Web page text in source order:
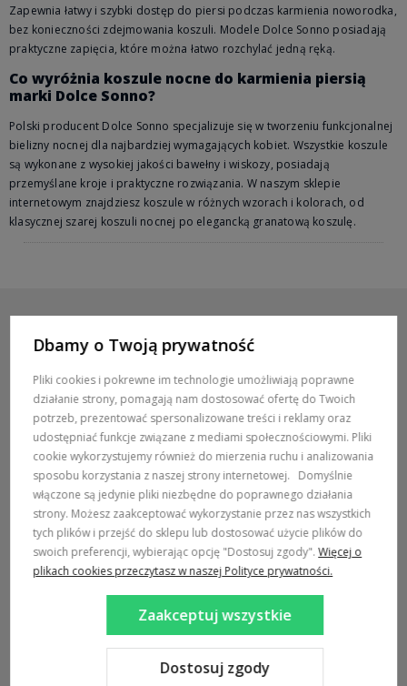
Zapewnia łatwy i szybki dostęp do piersi podczas karmienia noworodka,
bez konieczności zdejmowania koszuli. Modele Dolce Sonno posiadają
praktyczne zapięcia, które można łatwo rozchylać jedną ręką.
Co wyróżnia koszule nocne do karmienia piersią
marki Dolce Sonno?
Polski producent Dolce Sonno specjalizuje się w tworzeniu funkcjonalnej
bielizny nocnej dla najbardziej wymagających kobiet. Wszystkie koszule
są wykonane z wysokiej jakości bawełny i wiskozy, posiadają
przemyślane kroje i praktyczne rozwiązania. W naszym sklepie
internetowym znajdziesz koszule w różnych wzorach i kolorach, od
klasycznej szarej koszuli nocnej po elegancką granatową koszulę.
MARKI
POPULARNE KATEGORIE
DOSTAWA:
Sklep internetowy Shoper Premium
Dbamy o Twoją prywatność
Pliki cookies i pokrewne im technologie umożliwiają poprawne
działanie strony, pomagają nam dostosować ofertę do Twoich
potrzeb, prezentować spersonalizowane treści i reklamy oraz
udostępniać funkcje związane z mediami społecznościowymi. Pliki
cookie wykorzystujemy również do mierzenia ruchu i analizowania
sposobu korzystania z naszej strony internetowej. Domyślnie
włączone są jedynie pliki niezbędne do poprawnego działania
strony. Możesz zaakceptować wykorzystanie przez nas wszystkich
tych plików i przejść do sklepu lub dostosować użycie plików do
swoich preferencji, wybierając opcję "Dostosuj zgody".Więcej o
plikach cookies przeczytasz w naszej Polityce prywatności.
Dostosuj zgody
Zaakceptuj wszystkie